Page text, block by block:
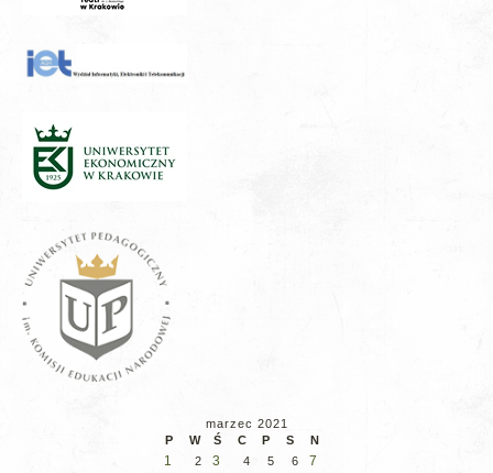
marzec 2021
P
W Ś C P S N
1 2 3 4 5 6 7